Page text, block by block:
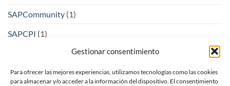
Gestionar consentimiento
Para ofrecer las mejores experiencias, utilizamos tecnologías como las cookies
para almacenar y/o acceder a la información del dispositivo. El consentimiento
SAPCommunity (1)
SAPCPI (1)
SAPHANA(2)